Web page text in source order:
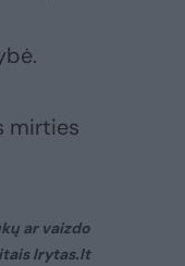
mirties
ar vaizdo
lrytas.lt